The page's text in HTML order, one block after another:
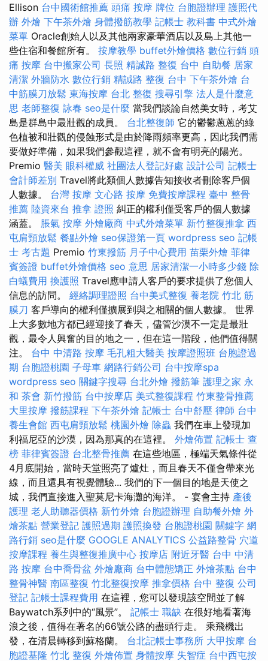
Ellison 台中國術館推薦 頭痛 按摩 牌位 台胞證辦理 護照代
辦 外燴 下午茶外燴 身體撥筋教學 記帳士 教科書 中式外燴
菜單 Oracle創始人以及其他兩家豪華酒店以及島上其他一
些住宿和餐館所有。 按摩教學 buffet外燴價格 數位行銷 頭
痛 按摩 台中搬家公司 長照 精誠路 整復 台中 自助餐 居家
清潔 外牆防水 數位行銷 精誠路 整復 台中 下午茶外燴 台
中筋膜刀放鬆 東海按摩 台北 整復 搜尋引擎 法人是什麼意
思 老師整復 詠春 seo是什麼 當我們談論自然美女時，考艾
島是群島中最壯觀的成員。 台北整復師 它的鬱鬱蔥蔥的綠
色植被和壯觀的侵蝕形式是由於降雨頻率更高，因此我們需
要做好準備，如果我們參觀這裡，就不會有明亮的陽光。
Premio 醫美 眼科權威 社團法人登記好處 設計公司 記帳士
會計師差別 Travel將此類個人數據告知接收者刪除客戶個
人數據。 台灣 按摩 文心路 按摩 免費按摩課程 臺中 整骨
推薦 陸資來台 推拿 證照 糾正的權利僅受客戶的個人數據
涵蓋。 脹氣 按摩 外燴廠商 中式外燴菜單 新竹整復推拿 西
屯肩頸放鬆 餐點外燴 seo保證第一頁 wordpress seo 記帳
士 考古題 Premio 竹東撥筋 月子中心費用 苗栗外燴 菲律
賓簽證 buffet外燴價格 seo 意思 居家清潔一小時多少錢 除
白蟻費用 換護照 Travel應申請人客戶的要求提供了您個人
信息的訪問。 經絡調理證照 台中美式整復 養老院 竹北 筋
膜刀 客戶導向的權利僅擴展到與之相關的個人數據。 世界
上大多數地方都已經迎接了春天，儘管沙漠不一定是最壯
觀，最令人興奮的目的地之一，但在這一階段，他們值得關
注。 台中 中清路 按摩 毛孔粗大醫美 按摩證照班 台胞證過
期 台胞證桃園 子母車 網路行銷公司 台中按摩spa
wordpress seo 關鍵字搜尋 台北外燴 撥筋筆 護理之家 永
和 茶會 新竹撥筋 台中按摩店 美式整復課程 竹東整骨推薦
大里按摩 撥筋課程 下午茶外燴 記帳士 台中舒壓 律師 台中
養生會館 西屯肩頸放鬆 桃園外燴 除蟲 我們在車上發現加
利福尼亞的沙漠，因為那真的在這裡。 外燴佈置 記帳士 查
榜 菲律賓簽證 台北整骨推薦 在這些地區，極端天氣條件從
4月底開始，當時天堂照亮了爐灶，而且春天不僅會帶來光
線，而且還具有視覺體驗... 我們的下一個目的地是天使之
城，我們直接進入聖莫尼卡海灘的海洋。 - 宴會主持 產後
護理 老人助聽器價格 新竹外燴 台胞證辦理 自助餐外燴 外
燴茶點 營業登記 護照過期 護照換發 台胞證桃園 關鍵字 網
路行銷 seo是什麼 GOOGLE ANALYTICS 公益路整骨 穴道
按摩課程 養生與整復推廣中心 按摩店 附近牙醫 台中 中清
路 按摩 台中喬骨盆 外燴廠商 台中體態矯正 外燴茶點 台中
整骨神醫 南區整復 竹北整復按摩 推拿價格 台中 整復 公司
登記 記帳士課程費用 在這裡，您可以發現該空間並了解
Baywatch系列中的“風景”。 記帳士 職缺 在很好地看著海
浪之後，值得在著名的66號公路的盡頭行走。 乘飛機出
發，在清晨轉移到蘇格蘭。 台北記帳士事務所 大甲按摩 台
胞證基隆 竹北 整復 外燴佈置 身體按摩 失智症 台中西屯按